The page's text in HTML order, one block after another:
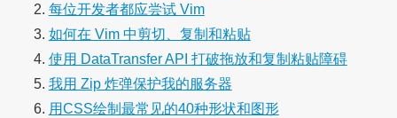
每位开发者都应尝试 Vim
如何在 Vim 中剪切、复制和粘贴
使用 DataTransfer API 打破拖放和复制粘贴障碍
我用 Zip 炸弹保护我的服务器
用CSS绘制最常见的40种形状和图形